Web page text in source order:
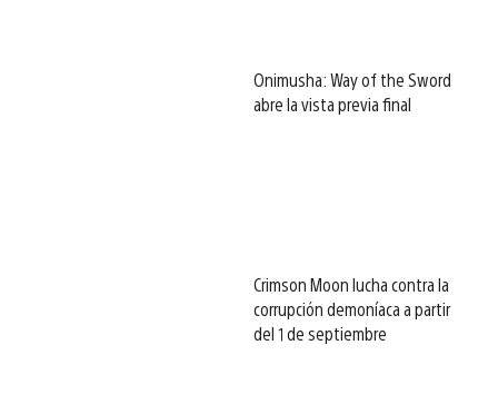
Onimusha: Way of the Sword
abre la vista previa final
Crimson Moon lucha contra la
corrupción demoníaca a partir
del 1 de septiembre